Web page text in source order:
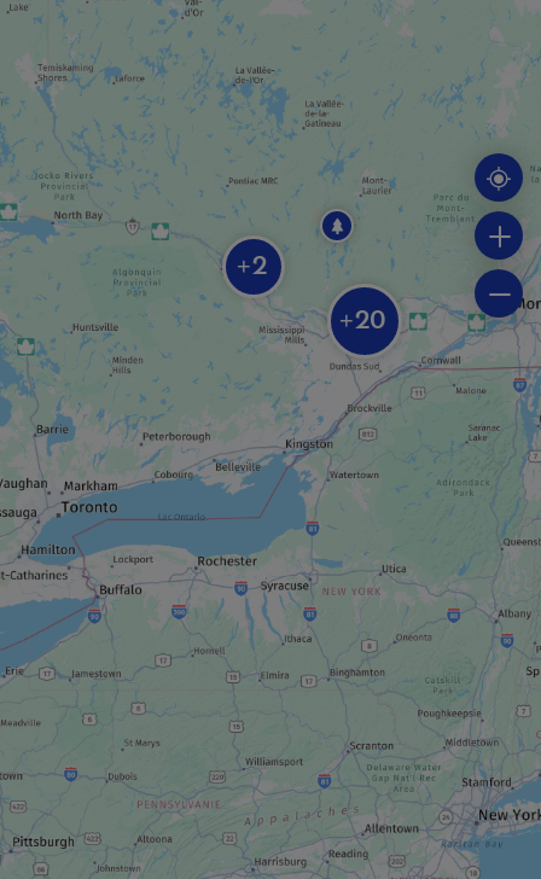
CASINO / HIPPODROME
Casino du Lac-Leamy + Le Baccara
ENTREPRISE DE TOURISME D'AVENTURE ET
DE PLEIN AIR
Kenauk Nature
HÔTEL
Fairmont Le Château Montebello
SOIF Bar à vin
ROUTE / CIRCUIT TOURISTIQUE
Les Chemins d’eau
PARC RÉGIONAL / MUNICIPAL
Parc régional du lac 31 milles et Village
Majopial
+2
+20